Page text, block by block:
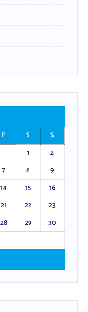
F S
S
1
2
7 8
9
14 15
16
21 22
23
28 29
30